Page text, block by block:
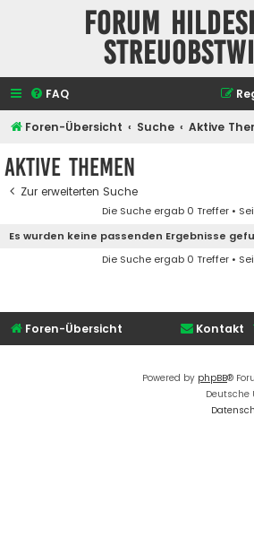
Forum
FAQ
Foren-Übersicht Suche Aktive
Aktive Themen
Zur erweiterten Suche
Die Suche ergab 0 Treffer •
Es wurden keine passenden Ergebnisse
Die Suche ergab 0 Treffer •
Foren-Übersicht Kontakt
Powered by phpBB®
Deutsche